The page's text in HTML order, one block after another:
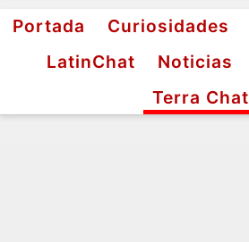
Portada Curiosidades
LatinChat
Noticias
Terra Chat